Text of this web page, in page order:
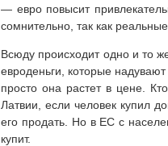
— евро повысит
сомнительно, так как
Всюду происходит одно и то
евроденьги, которые
просто она растет в цене.
Латвии, если человек купил
его продать. Но в ЕС с
купит.